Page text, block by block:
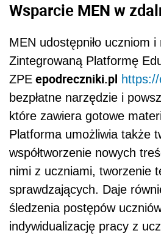
Wsparcie MEN w
MEN udostępniło uczniom
Zintegrowaną Platformę
ZPE epodreczniki.pl
bezpłatne narzędzie i
które zawiera gotowe
Platforma umożliwia także
współtworzenie nowych
nimi z uczniami, tworzenie
sprawdzających. Daje
śledzenia postępów
indywidualizację pracy z